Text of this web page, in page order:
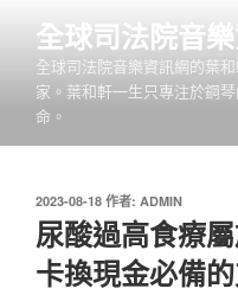
全球司法院音
全球司法院音樂資訊網的葉
家。葉和軒一生只專注於鋼
命。
發
佈
於
2023-08-18 作者: ADMIN
尿酸過高食療
卡換現金必備